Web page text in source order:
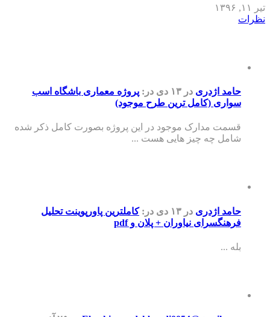
تیر ۱۱, ۱۳۹۶
نظرات
حامد اژدری در ۱۳ دی در: پروژه معماری باشگاه اسب
سواری (کامل ترین طرح موجود)
قسمت مدارک موجود در این پروژه بصورت کامل ذکر شده
شامل چه چیز هایی هست ...
حامد اژدری در ۱۳ دی در:کاملترین پاورپوینت تحلیل
فرهنگسرای نیاوران + پلان و pdf
بله ...